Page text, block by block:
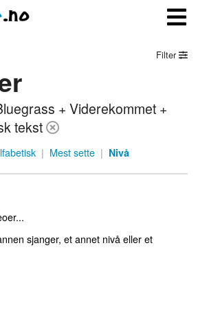
Filter
+ Viderekommet +
tekst
| Mest sette | Nivå
sjanger, et annet nivå eller et